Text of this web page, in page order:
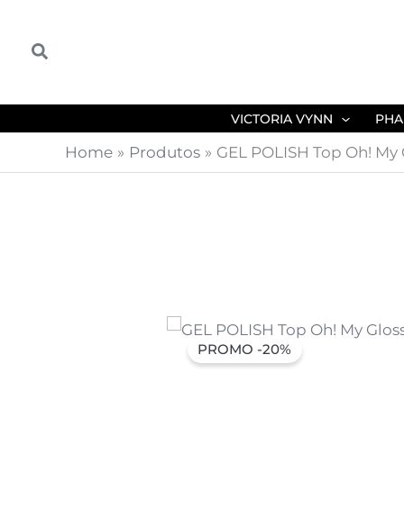
Search
VICTORIA VYNN
Home Produtos GEL POLISH Top Oh!
PROMO -20%